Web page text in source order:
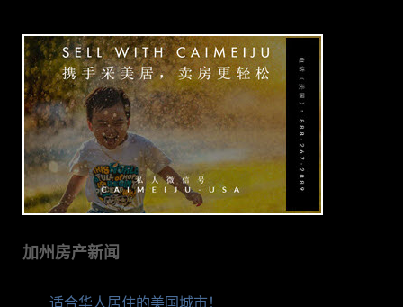
加州房产新闻
适合华人居住的美国城市！